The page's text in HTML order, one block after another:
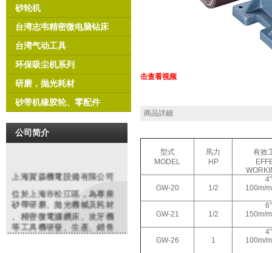
砂轮机
台湾志韦精密微电脑钻床
台湾气动工具
环保吸尘机系列
研磨，抛光耗材
砂带机橡胶轮、零配件
公司简介
上海賀森機電設備有限公司
位於上海市松江區，為專業
砂帶研磨 、拋光機械及耗材
、精密微電腦鑽床、攻牙機
等工具機研發、生產、銷售
和服務提供商。同時代理銷
击查看视频
商品詳細
型式
MODEL
馬力
HP
有效
GW-20 1/2
100m/
GW-21 1/2
150m/
GW-26 1
100m/